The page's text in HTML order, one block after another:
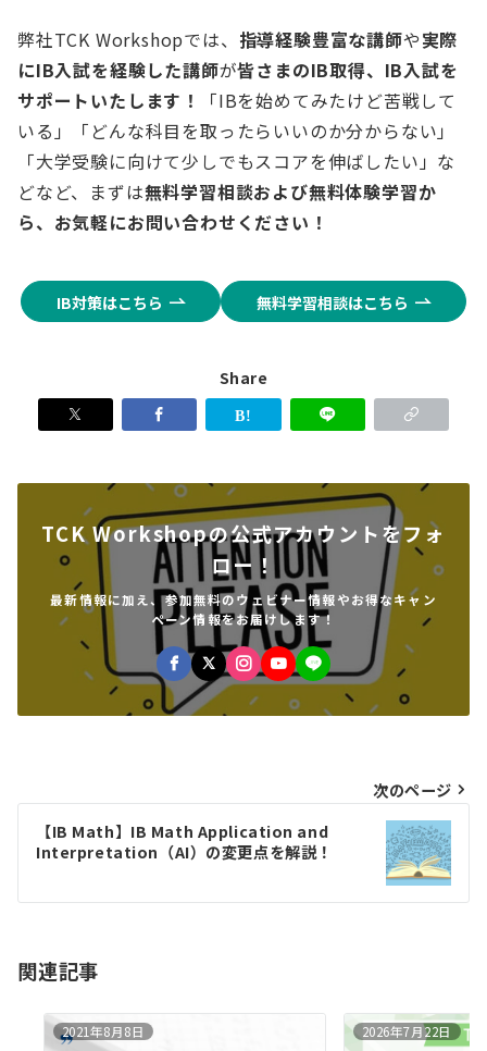
弊社TCK Workshopでは、 指導経験豊富な講師や実際
にIB入試を経験した講師が皆さまのIB取得、IB入試を
サポートいたします！
「IBを始めてみたけど苦戦して
いる」「どんな科目を取ったらいいのか分からない」
「大学受験に向けて少しでもスコアを伸ばしたい」な
どなど、まずは無料学習相談および無料体験学習か
ら、お気軽にお問い合わせください！
IB対策はこちら 無料学習相談はこちら
Share
TCK Workshopの公式アカウントをフォ
ロー！
最新情報に加え、参加無料のウェビナー情報やお得なキャン
ペーン情報をお届けします！
ナ
ビ
ー
次のページ
【IB Math】IB Math Application and
Interpretation（AI）の変更点を解説！
関連記事
2021年8月8日 2026年7月22日